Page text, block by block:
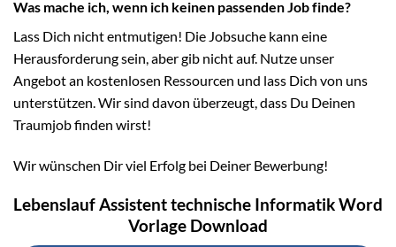
Was mache ich, wenn ich keinen passenden Job finde?
Lass Dich nicht entmutigen! Die Jobsuche kann eine
Herausforderung sein, aber gib nicht auf. Nutze unser
Angebot an kostenlosen Ressourcen und lass Dich von uns
unterstützen. Wir sind davon überzeugt, dass Du Deinen
Traumjob finden wirst!
Wir wünschen Dir viel Erfolg bei Deiner Bewerbung!
Lebenslauf Assistent technische Informatik Word
Vorlage Download